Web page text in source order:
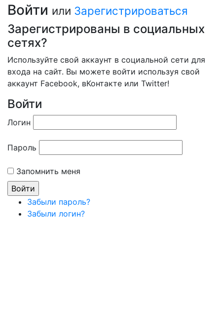
Войти или Зарегистрироваться
Зарегистрированы в социальных
сетях?
Используйте свой аккаунт в социальной сети для
входа на сайт. Вы можете войти используя свой
аккаунт Facebook, вКонтакте или Twitter!
Войти
Логин
Пароль
Запомнить меня
Забыли пароль?
Забыли логин?